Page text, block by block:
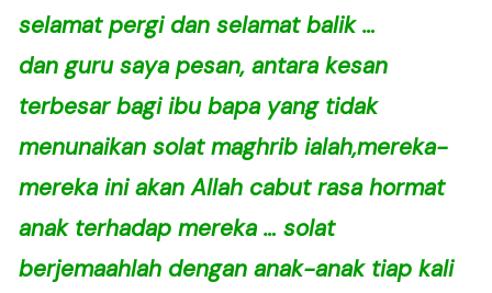
selamat pergi dan selamat balik …
dan guru saya pesan, antara kesan
terbesar bagi ibu bapa yang tidak
menunaikan solat maghrib ialah,mereka-
mereka ini akan Allah cabut rasa hormat
anak terhadap mereka … solat
berjemaahlah dengan anak-anak tiap kali